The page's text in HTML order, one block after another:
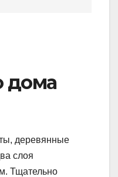
дома
деревянные
слоя
Тщательно